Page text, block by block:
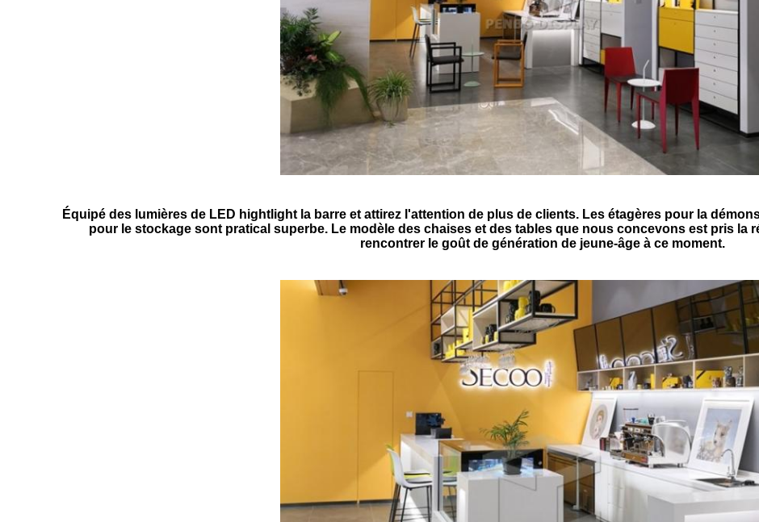
Équipé des lumières de LED hightlight la barre et attirez l'attention de plus de clients. Les étagères pour la
pour le stockage sont pratical superbe. Le modèle des chaises et des tables que nous concevons est pris la
rencontrer le goût de génération de jeune-âge à ce moment.